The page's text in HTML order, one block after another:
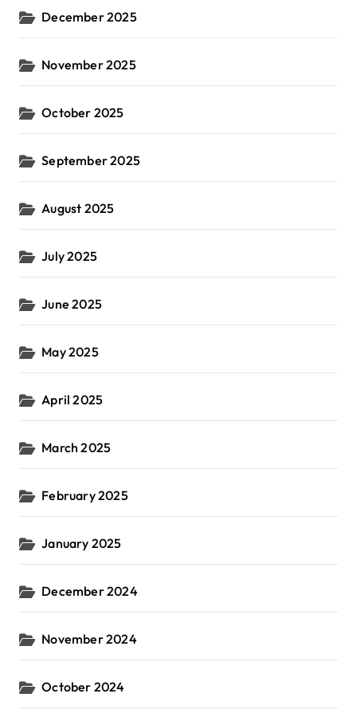
December 2025
November 2025
October 2025
September 2025
August 2025
July 2025
June 2025
May 2025
April 2025
March 2025
February 2025
January 2025
December 2024
November 2024
October 2024